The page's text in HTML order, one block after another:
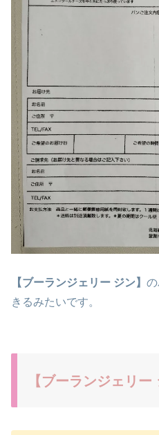
【ブーランジェリー ジン】
きるみたいです。
【ブーランジェリ